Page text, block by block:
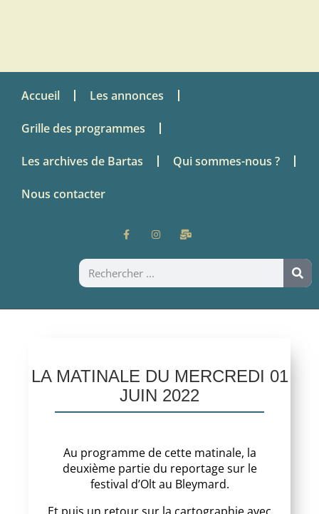
Accueil Les annonces
Grille des programmes
Les archives de Bartas Qui sommes-nous ?
Nous contacter
LA MATINALE DU MERCREDI 01
JUIN 2022
Au programme de cette matinale, la
deuxième partie du reportage sur le
festival d’Olt au Bleymard.